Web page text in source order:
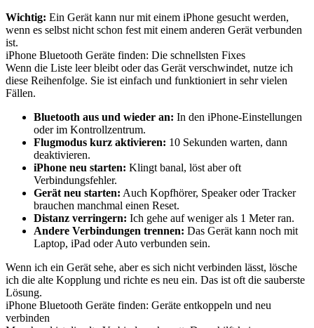
Wichtig: Ein Gerät kann nur mit einem iPhone gesucht werden,
wenn es selbst nicht schon fest mit einem anderen Gerät verbunden
ist.
iPhone Bluetooth Geräte finden: Die schnellsten Fixes
Wenn die Liste leer bleibt oder das Gerät verschwindet, nutze ich
diese Reihenfolge. Sie ist einfach und funktioniert in sehr vielen
Fällen.
Bluetooth aus und wieder an: In den iPhone-Einstellungen
oder im Kontrollzentrum.
Flugmodus kurz aktivieren: 10 Sekunden warten, dann
deaktivieren.
iPhone neu starten: Klingt banal, löst aber oft
Verbindungsfehler.
Gerät neu starten: Auch Kopfhörer, Speaker oder Tracker
brauchen manchmal einen Reset.
Distanz verringern: Ich gehe auf weniger als 1 Meter ran.
Andere Verbindungen trennen: Das Gerät kann noch mit
Laptop, iPad oder Auto verbunden sein.
Wenn ich ein Gerät sehe, aber es sich nicht verbinden lässt, lösche
ich die alte Kopplung und richte es neu ein. Das ist oft die sauberste
Lösung.
iPhone Bluetooth Geräte finden: Geräte entkoppeln und neu
verbinden